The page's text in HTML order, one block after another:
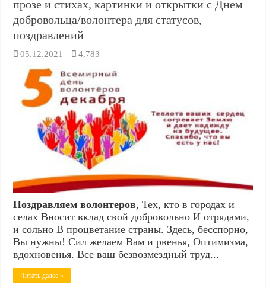
прозе и стихах, картинки и открытки с Днем
добровольца/волонтера для статусов,
поздравлений
05.12.2021 4,783
Поздравляем волонтеров, Тех, кто в городах и
селах Вносит вклад свой добровольно И отрядами,
и сольно В процветание страны. Здесь, бесспорно,
Вы нужны! Сил желаем Вам и рвенья, Оптимизма,
вдохновенья. Все ваш безвозмездный труд...
Читать далее »